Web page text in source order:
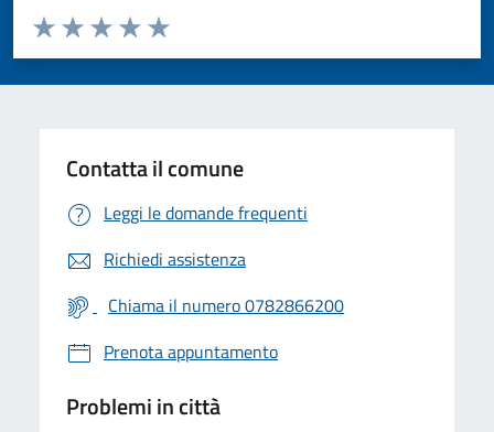
Valuta da 1 a 5 stelle la pagina
Valuta 5 stelle su 5
Valuta 4 stelle su 5
Valuta 3 stelle su 5
Valuta 2 stelle su 5
Valuta 1 stelle su 5
Contatta il comune
Leggi le domande frequenti
Richiedi assistenza
Chiama il numero 0782866200
Prenota appuntamento
Problemi in città